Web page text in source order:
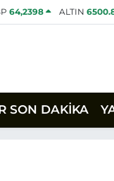
64,2398 ALTIN
SON DAKİKA